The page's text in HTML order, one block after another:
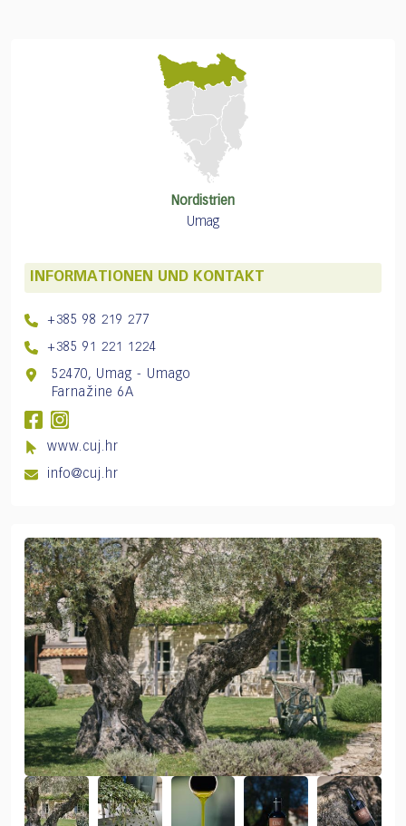
Nordistrien
Umag
INFORMATIONEN UND KONTAKT
+385 98 219 277
+385 91 221 1224
52470, Umag - Umago
Farnažine 6A
www.cuj.hr
info@cuj.hr